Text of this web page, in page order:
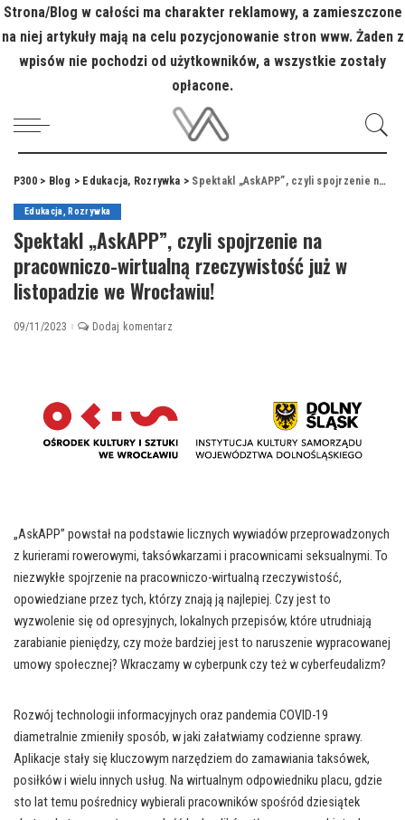
Strona/Blog w całości ma charakter reklamowy, a zamieszczone
na niej artykuły mają na celu pozycjonowanie stron www. Żaden z
wpisów nie pochodzi od użytkowników, a wszystkie zostały
opłacone.
P300> Blog > Edukacja, Rozrywka > Spektakl „AskAPP”, czyli spojrzenie na pracowniczo-wirtualną rzeczywistość już w listopadzie we Wrocławiu!
Edukacja, Rozrywka
Spektakl „AskAPP”, czyli spojrzenie na
pracowniczo-wirtualną rzeczywistość już w
listopadzie we Wrocławiu!
09/11/2023 Dodaj komentarz
„AskAPP” powstał na podstawie licznych wywiadów przeprowadzonych
z kurierami rowerowymi, taksówkarzami i pracownicami seksualnymi. To
niezwykłe spojrzenie na pracowniczo-wirtualną rzeczywistość,
opowiedziane przez tych, którzy znają ją najlepiej. Czy jest to
wyzwolenie się od opresyjnych, lokalnych przepisów, które utrudniają
zarabianie pieniędzy, czy może bardziej jest to naruszenie wypracowanej
umowy społecznej? Wkraczamy w cyberpunk czy też w cyberfeudalizm?
Rozwój technologii informacyjnych oraz pandemia COVID-19
diametralnie zmieniły sposób, w jaki załatwiamy codzienne sprawy.
Aplikacje stały się kluczowym narzędziem do zamawiania taksówek,
posiłków i wielu innych usług. Na wirtualnym odpowiedniku placu, gdzie
sto lat temu pośrednicy wybierali pracowników spośród dziesiątek